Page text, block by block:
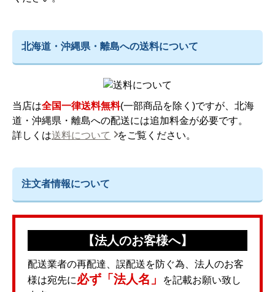
北海道・沖縄県・離島への送料について
当店は全国一律送料無料(一部商品を除く)ですが、北海
道・沖縄県・離島への配送には追加料金が必要です。
詳しくは送料について をご覧ください。
注文者情報について
【法人のお客様へ】
配送業者の再配達、誤配送を防ぐ為、法人のお客
様は宛先に必ず「法人名」
を記載お願い致し